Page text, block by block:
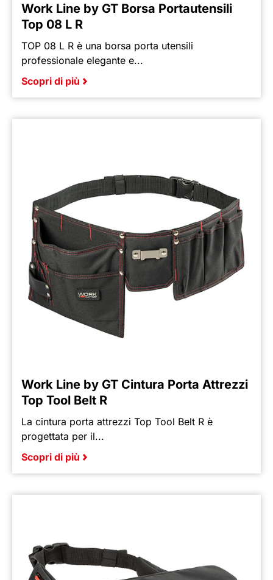
Work Line by GT Borsa Portautensili
Top 08 L R
TOP 08 L R è una borsa porta utensili
professionale elegante e...
Scopri di più
Work Line by GT Cintura Porta Attrezzi
Top Tool Belt R
La cintura porta attrezzi Top Tool Belt R è
progettata per il...
Scopri di più